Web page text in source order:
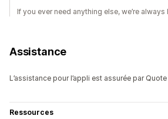
If you ever need anything else, we’re always
Assistance
L’assistance pour l’appli est assurée par Quote
Ressources